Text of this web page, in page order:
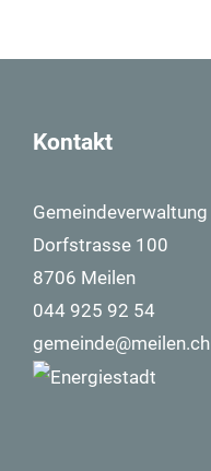
Kontakt
Gemeindeverwaltung
Dorfstrasse 100
8706 Meilen
044 925 92 54
gemeinde@meilen.ch